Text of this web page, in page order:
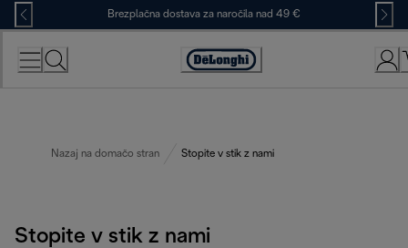
Skip
to
Content
Brezplačna dostava za naročila nad 49 €
Accessibility
Nazaj na domačo stran Stopite v stik z nami
Stopite v stik z nami